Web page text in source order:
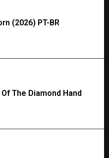
(2026) PT-BR
The Diamond Hand